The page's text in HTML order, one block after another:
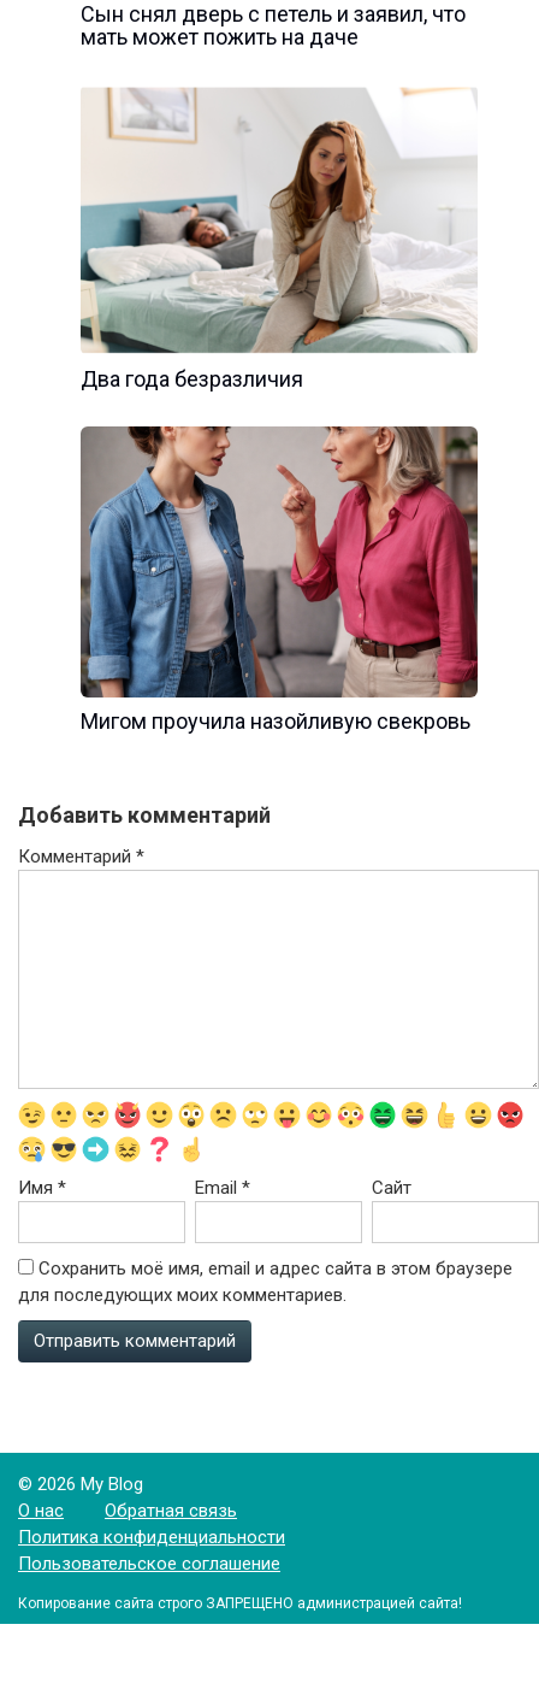
Сын снял дверь с петель и заявил, что
мать может пожить на даче
Два года безразличия
Мигом проучила назойливую свекровь
Добавить комментарий
Комментарий *
Имя * Email* Сайт
Сохранить моё имя, email и адрес сайта в этом браузере
для последующих моих комментариев.
© 2026 My Blog
О нас
Обратная связь
Политика конфиденциальности
Пользовательское соглашение
Копирование сайта строго ЗАПРЕЩЕНО администрацией сайта!